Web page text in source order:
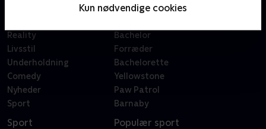
Kun nødvendige cookies
Reality
Livsstil
Underholdning
Comedy
Nyheder
Sport
Sygeplejeskolen
Bachelor
Forræder
Bachelorette
Yellowstone
Paw Patrol
Barnaby
Sport Populær sport